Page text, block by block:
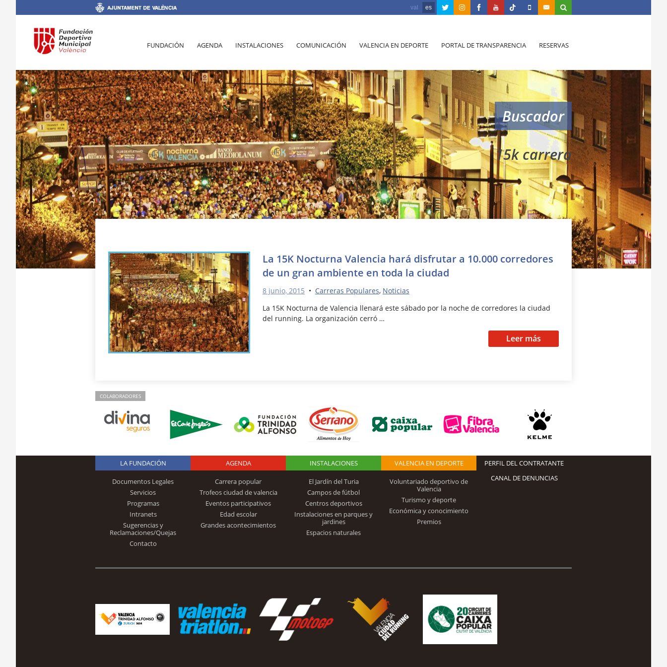
val es
FUNDACIÓN AGENDA INSTALACIONES COMUNICACIÓN VALENCIA EN DEPORTE PORTAL DE TRANSPARENCIA RESERVAS
Buscador
15k carrera
La 15K Nocturna Valencia hará disfrutar a 10.000 corredores
de un gran ambiente en toda la ciudad
8 junio, 2015 • Carreras Populares, Noticias
La 15K Nocturna de Valencia llenará este sábado por la noche de corredores la ciudad
del running. La organización cerró …
Leer más
COLABORADORES
Logo Fundación
Trinidad Alfonso
LA FUNDACIÓN
Documentos Legales
Servicios
Programas
Intranets
Sugerencias y
Reclamaciones/Quejas
Contacto
AGENDA
Carrera popular
Trofeos ciudad de valencia
Eventos participativos
Edad escolar
Grandes acontecimientos
INSTALACIONES
El Jardín del Turia
Campos de fútbol
Centros deportivos
Instalaciones en parques y
jardines
Espacios naturales
VALENCIA EN DEPORTE
Voluntariado deportivo de
Valencia
Turismo y deporte
Económica y conocimiento
Premios
PERFIL DEL CONTRATANTE
CANAL DE DENUNCIAS